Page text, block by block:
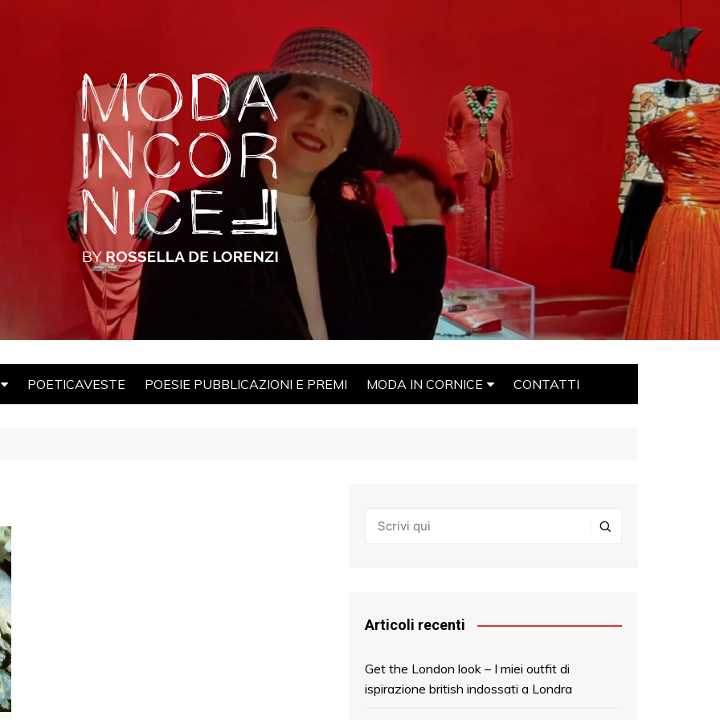
POETICAVESTE POESIE PUBBLICAZIONI E PREMI MODA IN CORNICE CONTATTI
Articoli recenti
Get the London look – I miei outfit di
ispirazione british indossati a Londra